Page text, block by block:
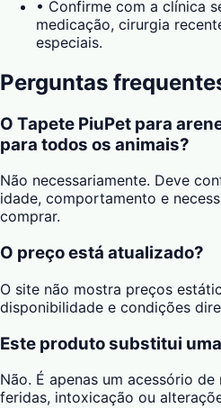
• Confirme com a clínica
medicação, cirurgia
especiais.
Perguntas
O Tapete PiuPet para
para todos os animais?
Não necessariamente. Deve
idade, comportamento e
comprar.
O preço está atualizado?
O site não mostra preços
disponibilidade e condições
Este produto substitui
Não. É apenas um acessório
feridas, intoxicação ou